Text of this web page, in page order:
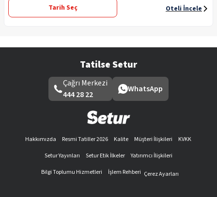
Tarih Seç
Oteli İncele
Tatilse Setur
Çağrı Merkezi
444 28 22
WhatsApp
Hakkımızda Resmi Tatiller 2026 Kalite Müşteri İlişkileri
KVKK
Setur Yayınları
Setur Etik İlkeler
Yatırımcı İlişkileri
Bilgi Toplumu Hizmetleri
İşlem Rehberi Çerez Ayarları